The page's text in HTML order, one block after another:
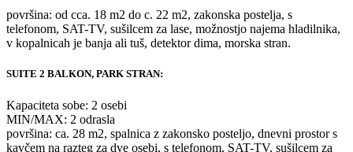
površina: od cca. 18 m2 do c. 22 m2, zakonska postelja, s
telefonom, SAT-TV, sušilcem za lase, možnostjo najema hladilnika,
v kopalnicah je banja ali tuš, detektor dima, morska stran.
SUITE 2 BALKON, PARK STRAN:
Kapaciteta sobe: 2 osebi
MIN/MAX: 2 odrasla
površina: ca. 28 m2, spalnica z zakonsko posteljo, dnevni prostor s
kavčem na razteg za dve osebi, s telefonom, SAT-TV, sušilcem za